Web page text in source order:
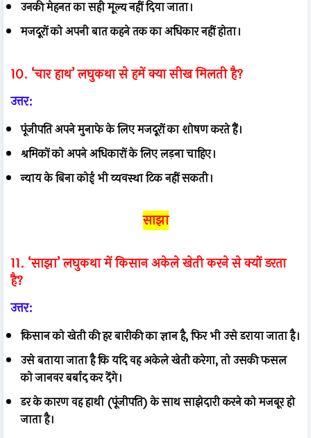
उनकी मेहनत का सही मूल्य नहीं दिया जाता।
मजदूरों को अपनी बात कहने तक का अधिकार नहीं होता।
10. ‘चार हाथ’ लघुकथा से हमें क्या सीख मिलती है?
उत्तर:
पूंजीपति अपने मुनाफे के लिए मजदूरों का शोषण करते हैं।
श्रमिकों को अपने अधिकारों के लिए लड़ना चाहिए।
न्याय के बिना कोई भी व्यवस्था टिक नहीं सकती।
साझा
11. ‘साझा’ लघुकथा में किसान अकेले खेती करने से क्यों डरता
है?
उत्तर:
किसान को खेती की हर बारीकी का ज्ञान है, फिर भी उसे डराया जाता है।
उसे बताया जाता है कि यदि वह अकेले खेती करेगा, तो उसकी फसल
को जानवर बर्बाद कर देंगे।
डर के कारण वह हाथी (पूंजीपति) के साथ साझेदारी करने को मजबूर हो
जाता है।